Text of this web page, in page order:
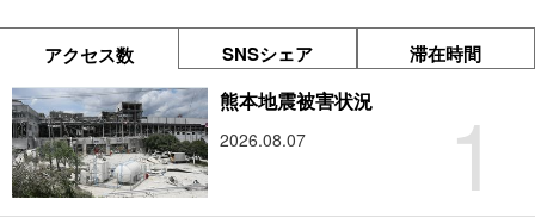
アクセス数 SNSシェア 滞在時間
1
熊本地震被害状況
2026.08.07